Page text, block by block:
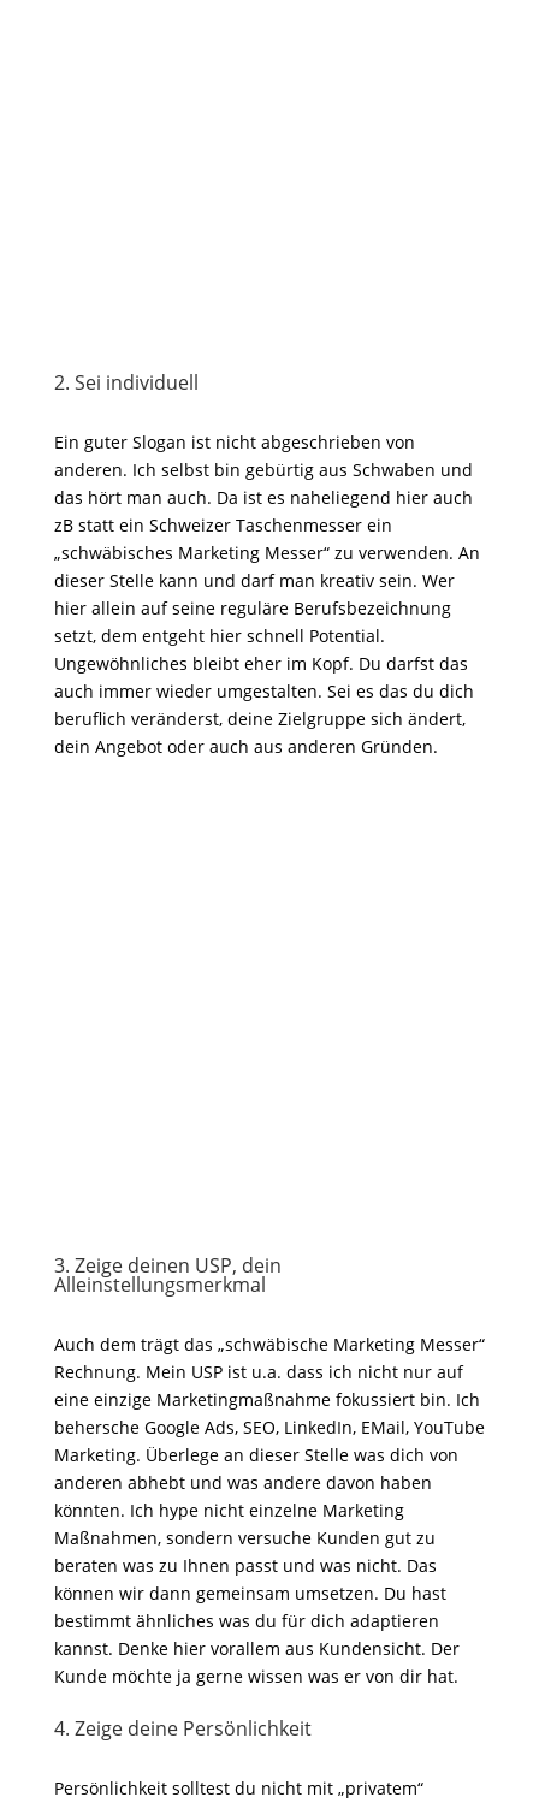
2. Sei individuell
Ein guter Slogan ist nicht abgeschrieben von
anderen. Ich selbst bin gebürtig aus Schwaben und
das hört man auch. Da ist es naheliegend hier auch
zB statt ein Schweizer Taschenmesser ein
„schwäbisches Marketing Messer“ zu verwenden. An
dieser Stelle kann und darf man kreativ sein. Wer
hier allein auf seine reguläre Berufsbezeichnung
setzt, dem entgeht hier schnell Potential.
Ungewöhnliches bleibt eher im Kopf. Du darfst das
auch immer wieder umgestalten. Sei es das du dich
beruflich veränderst, deine Zielgruppe sich ändert,
dein Angebot oder auch aus anderen Gründen.
3. Zeige deinen USP, dein
Alleinstellungsmerkmal
Auch dem trägt das „schwäbische Marketing Messer“
Rechnung. Mein USP ist u.a. dass ich nicht nur auf
eine einzige Marketingmaßnahme fokussiert bin. Ich
behersche Google Ads, SEO, LinkedIn, EMail, YouTube
Marketing. Überlege an dieser Stelle was dich von
anderen abhebt und was andere davon haben
könnten. Ich hype nicht einzelne Marketing
Maßnahmen, sondern versuche Kunden gut zu
beraten was zu Ihnen passt und was nicht. Das
können wir dann gemeinsam umsetzen. Du hast
bestimmt ähnliches was du für dich adaptieren
kannst. Denke hier vorallem aus Kundensicht. Der
Kunde möchte ja gerne wissen was er von dir hat.
4. Zeige deine Persönlichkeit
Persönlichkeit solltest du nicht mit „privatem“